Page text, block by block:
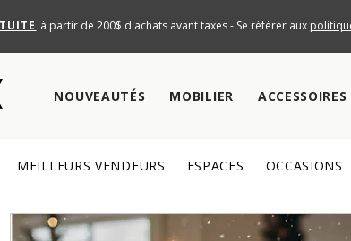
à partir de 200$ d'achats avant taxes - Se référer aux
NOUVEAUTÉS MOBILIER ACCESSOIRES
MEILLEURS VENDEURS ESPACES OCCASIONS